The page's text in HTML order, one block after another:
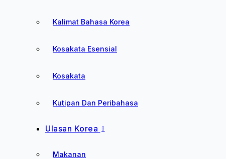
Kalimat Bahasa Korea
Kosakata Esensial
Kosakata
Kutipan Dan Peribahasa
Ulasan Korea
Makanan